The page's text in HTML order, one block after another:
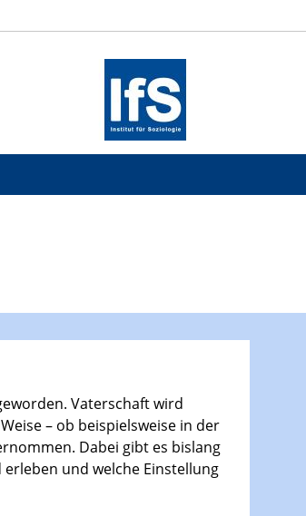
Vaterschaft wird
– ob beispielsweise in der
Dabei gibt es bislang
und welche Einstellung